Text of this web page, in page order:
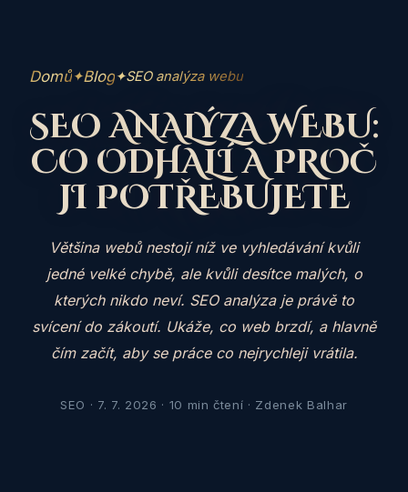
Domů✦Blog✦SEO analýza webu
SEO ANALÝZA WEBU:
CO ODHALÍ A PROČ
JI POTŘEBUJETE
Většina webů nestojí níž ve vyhledávání kvůli
jedné velké chybě, ale kvůli desítce malých, o
kterých nikdo neví. SEO analýza je právě to
svícení do zákoutí. Ukáže, co web brzdí, a hlavně
čím začít, aby se práce co nejrychleji vrátila.
SEO · 7. 7. 2026 · 10 min čtení · Zdenek Balhar